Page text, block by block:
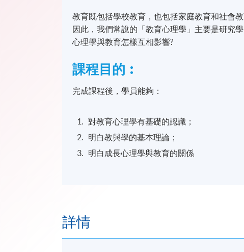
教育既包括學校教育，也包括家庭教育和社會
因此，我們常說的「教育心理學」主要是研究
心理學與教育怎樣互相影響?
課程目的︰
完成課程後，學員能夠：
對教育心理學有基礎的認識；
明白教與學的基本理論；
明白成長心理學與教育的關係
詳情